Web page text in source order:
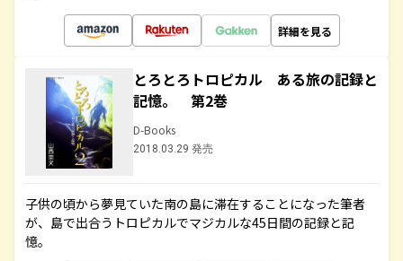
詳細を見る
とろとろトロピカル ある旅の記録と
記憶。 第2巻
D-Books
2018.03.29 発売
子供の頃から夢見ていた南の島に滞在することになった筆者
が、島で出合うトロピカルでマジカルな45日間の記録と記
憶。